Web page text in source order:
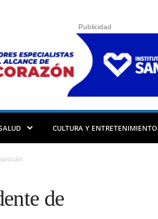
Publicidad
CULTURA Y ENTRETENIMIENTO
de